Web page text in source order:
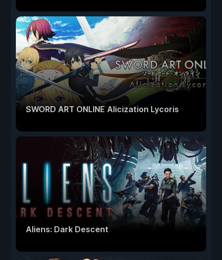
SWORD ART ONLINE Alicization Lycoris
Aliens: Dark Descent